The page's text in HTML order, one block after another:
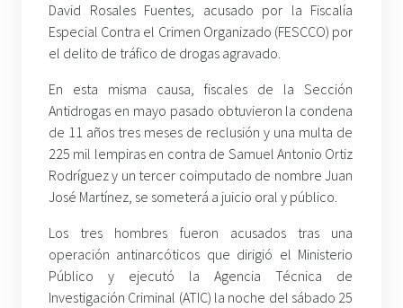
David Rosales Fuentes, acusado por la Fiscalía
Especial Contra el Crimen Organizado (FESCCO) por
el delito de tráfico de drogas agravado.
En esta misma causa, fiscales de la Sección
Antidrogas en mayo pasado obtuvieron la condena
de 11 años tres meses de reclusión y una multa de
225 mil lempiras en contra de Samuel Antonio Ortiz
Rodríguez y un tercer coimputado de nombre Juan
José Martínez, se someterá a juicio oral y público.
Los tres hombres fueron acusados tras una
operación antinarcóticos que dirigió el Ministerio
Público y ejecutó la Agencia Técnica de
Investigación Criminal (ATIC) la noche del sábado 25